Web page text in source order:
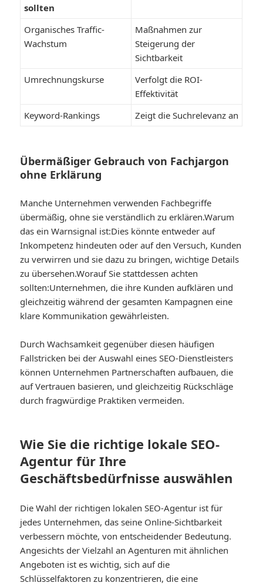
sollten
Organisches Traffic-
Wachstum
Maßnahmen zur
Steigerung der
Sichtbarkeit
Umrechnungskurse
Verfolgt die ROI-
Effektivität
Keyword-Rankings
Zeigt die Suchrelevanz an
Übermäßiger Gebrauch von Fachjargon
ohne Erklärung
Manche Unternehmen verwenden Fachbegriffe
übermäßig, ohne sie verständlich zu erklären.Warum
das ein Warnsignal ist:Dies könnte entweder auf
Inkompetenz hindeuten oder auf den Versuch, Kunden
zu verwirren und sie dazu zu bringen, wichtige Details
zu übersehen.Worauf Sie stattdessen achten
sollten:Unternehmen, die ihre Kunden aufklären und
gleichzeitig während der gesamten Kampagnen eine
klare Kommunikation gewährleisten.
Durch Wachsamkeit gegenüber diesen häufigen
Fallstricken bei der Auswahl eines SEO-Dienstleisters
können Unternehmen Partnerschaften aufbauen, die
auf Vertrauen basieren, und gleichzeitig Rückschläge
durch fragwürdige Praktiken vermeiden.
Wie Sie die richtige lokale SEO-
Agentur für Ihre
Geschäftsbedürfnisse auswählen
Die Wahl der richtigen lokalen SEO-Agentur ist für
jedes Unternehmen, das seine Online-Sichtbarkeit
verbessern möchte, von entscheidender Bedeutung.
Angesichts der Vielzahl an Agenturen mit ähnlichen
Angeboten ist es wichtig, sich auf die
Schlüsselfaktoren zu konzentrieren, die eine